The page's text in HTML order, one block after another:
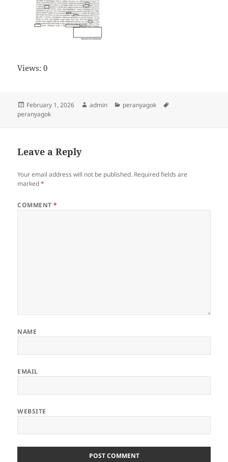
Views: 0
Posted
on
February 1, 2026 Author
admin Categories
peranyagok
peranyagok
Leave a Reply
Your email address will not be published. Required fields are
marked*
COMMENT*
NAME
EMAIL
WEBSITE